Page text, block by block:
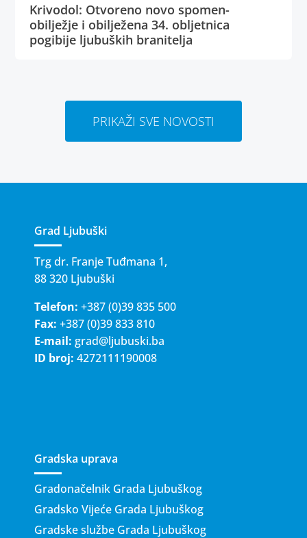
Krivodol: Otvoreno novo spomen-
obilježje i obilježena 34. obljetnica
pogibije ljubuških branitelja
PRIKAŽI SVE NOVOSTI
Grad Ljubuški
Trg dr. Franje Tuđmana 1,
88 320 Ljubuški
Telefon: +387 (0)39 835 500
Fax: +387 (0)39 833 810
E-mail: grad@ljubuski.ba
ID broj: 4272111190008
Gradska uprava
Gradonačelnik Grada Ljubuškog
Gradsko Vijeće Grada Ljubuškog
Gradske službe Grada Ljubuškog